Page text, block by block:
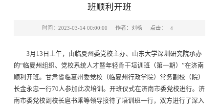
班顺利开班
时间：2023-03-14 00:00:00 作者：刘杨 点击： 4
3月13日上午，由临夏州委党校主办、山东大学深圳研究院承办
的“临夏州组织、党校系统人才暨年轻骨干培训班（第一期）”在济南
顺利开班。甘肃省临夏州委党校（临夏州行政学院）常务副校（院）
长金永忠一行70人参加此次培训。开班仪式在济南市委党校进行。济
南市委党校副校长扈书乘等领导接待了培训班一行，双方进行了深入